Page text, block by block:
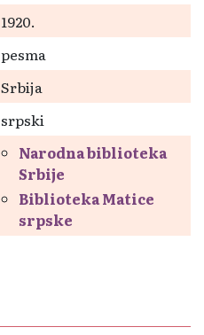
1920.
pesma
Srbija
srpski
Narodna biblioteka
Srbije
Biblioteka Matice
srpske